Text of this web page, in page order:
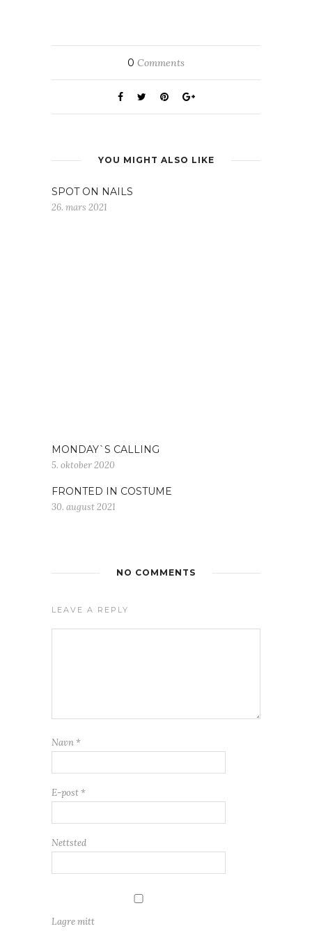
0 Comments
YOU MIGHT ALSO LIKE
SPOT ON NAILS
26. mars 2021
MONDAY`S CALLING
5. oktober 2020
FRONTED IN COSTUME
30. august 2021
NO COMMENTS
LEAVE A REPLY
Navn *
E-post *
Nettsted
Lagre mitt